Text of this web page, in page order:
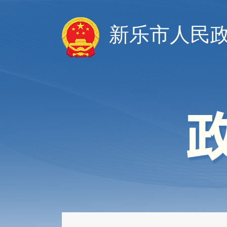
新乐市人民